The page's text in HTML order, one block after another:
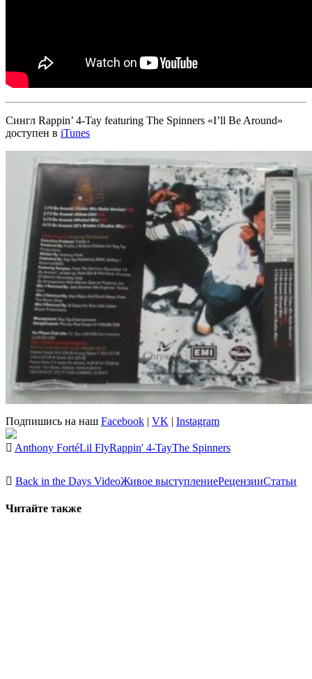
Сингл Rappin’ 4-Tay featuring The Spinners «I’ll Be Around»
доступен в iTunes
Подпишись на наш Facebook | VK | Instagram
Anthony FortéLil FlyRappin' 4-TayThe Spinners
Back in the Days VideoЖивое выступлениеРецензииСтатьи
Читайте также